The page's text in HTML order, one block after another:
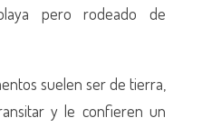
pero rodeado de
suelen ser de tierra,
y le confieren un